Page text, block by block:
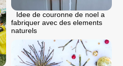
Idee de couronne de noel a
fabriquer avec des elements
naturels